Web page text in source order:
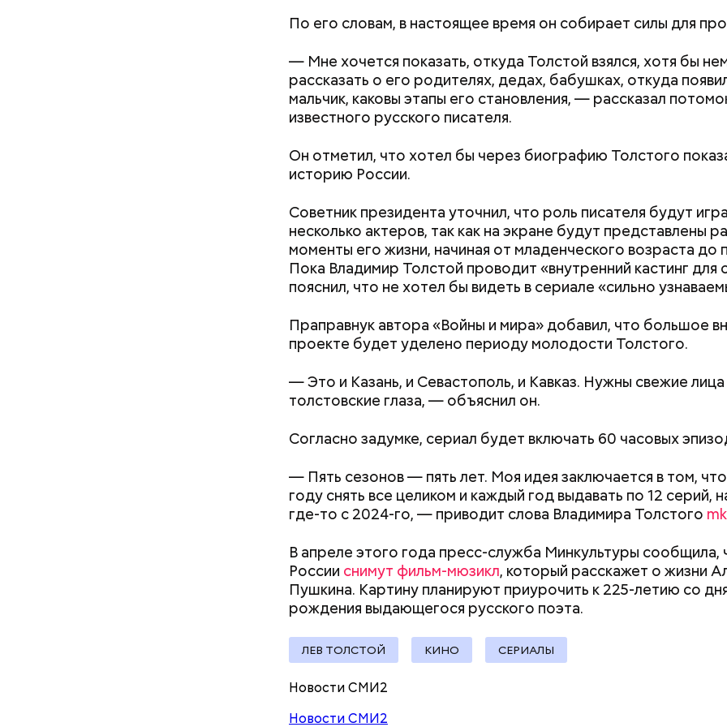
По его словам, в настоящее время он собирает силы для
— Мне хочется показать, откуда Толстой взялся, хотя бы
рассказать о его родителях, дедах, бабушках, откуда
мальчик, каковы этапы его становления, — рассказал
известного русского писателя.
Он отметил, что хотел бы через биографию Толстого
историю России.
Советник президента уточнил, что роль писателя будут
несколько актеров, так как на экране будут представлены
моменты его жизни, начиная от младенческого возраста до
Пока Владимир Толстой проводит «внутренний кастинг для
пояснил, что не хотел бы видеть в сериале «сильно
Праправнук автора «Войны и мира» добавил, что большое
проекте будет уделено периоду молодости Толстого.
— Это и Казань, и Севастополь, и Кавказ. Нужны свежие
толстовские глаза, — объяснил он.
Согласно задумке, сериал будет включать 60 часовых
— Пять сезонов — пять лет. Моя идея заключается в том,
году снять все целиком и каждый год выдавать по 12 серий,
где-то с 2024-го, — приводит слова Владимира Толстого
В апреле этого года пресс-служба Минкультуры сообщила,
России снимут фильм-мюзикл, который расскажет о жизни
Пушкина. Картину планируют приурочить к 225-летию со
рождения выдающегося русского поэта.
ЛЕВ ТОЛСТОЙ КИНО СЕРИАЛЫ
Новости СМИ2
Новости СМИ2
Среднее время жизни молнии (маленькой и средней) около
Большие же могут жить и до нескольких минут, отметил
При встрече с шаровой молнией важно не паниковать,
Бычков:
— Ситуацию в целом перенес ровно. Мы тогда и не
Хиросиме и Нагасаки. С подобным сами не сталкивались, —
ликвидатор.
жизнь в
Чернобыльской
районах
За свою земную жизнь он совершил множество добрых дел
Святитель Николай дожил до глубокой старости и
середине IV века. По церковному преданию, мощи святого
сохранились нетленными и источали чудесное миро, от
были перенесены в итальянский город Бар (Бари), где
поныне.
украшу: тренды маникюра в
Выломал дверь ванной и
зарезал: почему москвич
жену
Похудеть
чем полезно это
производят